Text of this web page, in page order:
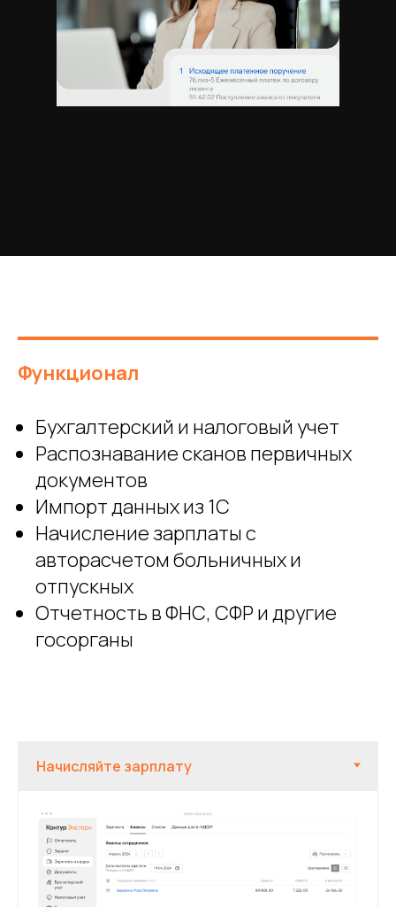
Функционал
Бухгалтерский и налоговый учет
Распознавание сканов первичных
документов
Импорт данных из 1С
Начисление зарплаты с
авторасчетом больничных и
отпускных
Отчетность в ФНС, СФР и другие
госорганы